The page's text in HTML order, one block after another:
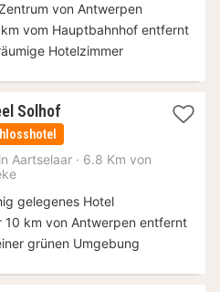
€
von Antwerpen
km vom Hauptbahnhof entfernt
Hotelzimmer
Solhof1
Nacht
ab
139
Aartselaar · 6.8 Km von
gelegenes Hotel
10 km von Antwerpen entfernt
grünen Umgebung